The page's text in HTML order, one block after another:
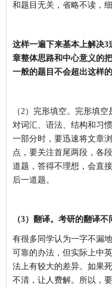
和题目无关，省略不读，
这样一遍下来基本上解决
章整体思路和中心意义的
一般的题目不会超出这样
（2）完形填空。 完形填空
对词汇、语法、结构和习
一部分时，要迅速将文章
点，要关注首尾两段，各
道题，答得不理想，会直
后一道题。
（3）翻译。 考研的翻译不
有很多同学认为一字不漏
可靠的办法，但实际上中
法上有较大的差异。如果
不清，让人费解。所以，